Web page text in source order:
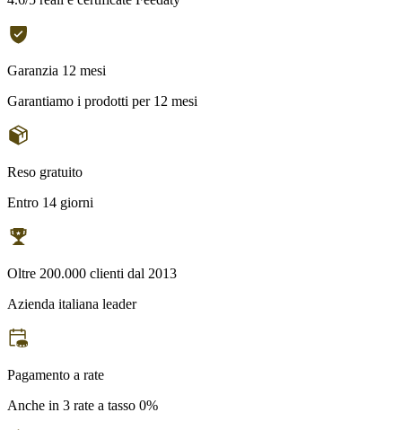
Garanzia 12 mesi
Garantiamo i prodotti per 12 mesi
Reso gratuito
Entro 14 giorni
Oltre 200.000 clienti dal 2013
Azienda italiana leader
Pagamento a rate
Anche in 3 rate a tasso 0%